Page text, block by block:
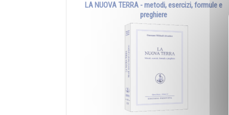
LA NUOVA TERRA - metodi, esercizi, formule e
preghiere